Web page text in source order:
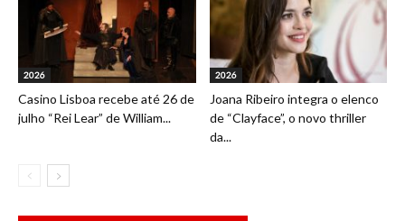
2026
Casino Lisboa recebe até 26 de
julho “Rei Lear” de William...
2026
Joana Ribeiro integra o elenco
de “Clayface”, o novo thriller
da...